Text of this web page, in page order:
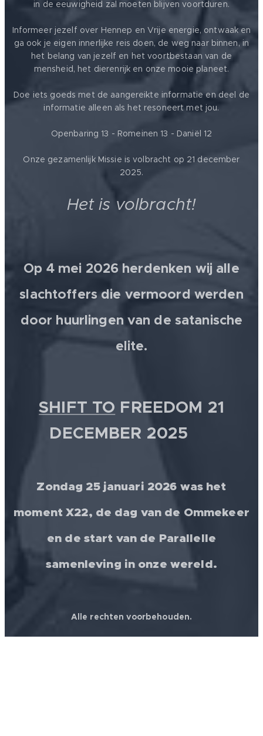
in de eeuwigheid zal moeten blijven voortduren.
Informeer jezelf over Hennep en Vrije energie, ontwaak en
ga ook je eigen innerlijke reis doen, de weg naar binnen, in
het belang van jezelf en het voortbestaan van de
mensheid, het dierenrijk en onze mooie planeet.
Doe iets goeds met de aangereikte informatie en deel de
informatie alleen als het resoneert met jou.
Openbaring 13 - Romeinen 13 - Daniël 12
Onze gezamenlijk Missie is volbracht op 21 december
2025.
Het is volbracht!
Op 4 mei 2026 herdenken wij alle
slachtoffers die vermoord werden
door huurlingen van de satanische
elite.
SHIFT TO FREEDOM 21
DECEMBER 2025 💫
Zondag 25 januari 2026 was het
moment X22, de dag van de Ommekeer
en de start van de Parallelle
samenleving in onze wereld.
Alle rechten voorbehouden.